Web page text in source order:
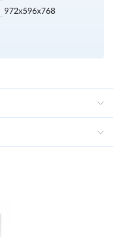
972x596x768